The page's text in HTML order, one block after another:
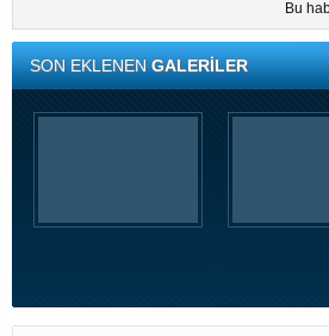
Bu
SON EKLENENGALERİLER